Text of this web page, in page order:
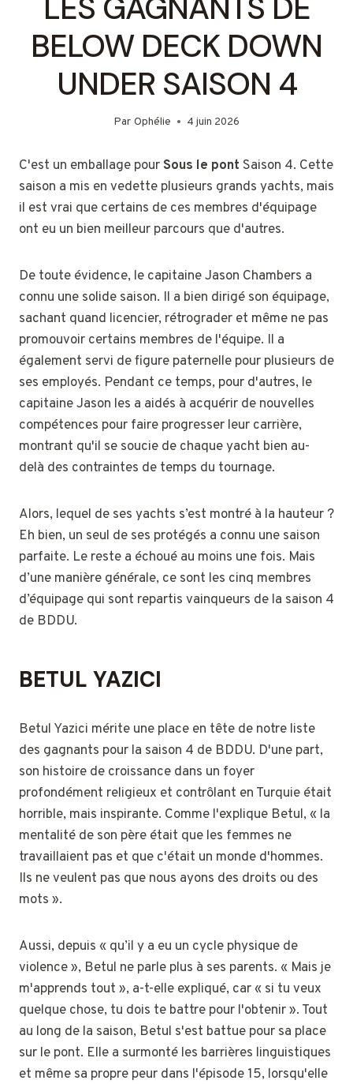
BELOW DECK DOWN
UNDER SAISON 4
Par Ophélie 4 juin 2026
C'est un emballage pourSous le pont Saison 4. Cette
saison a mis en vedette plusieurs grands yachts, mais
il est vrai que certains de ces membres d'équipage
ont eu un bien meilleur parcours que d'autres.
De toute évidence, le capitaine Jason Chambers a
connu une solide saison. Il a bien dirigé son équipage,
sachant quand licencier, rétrograder et même ne pas
promouvoir certains membres de l'équipe. Il a
également servi de figure paternelle pour plusieurs de
ses employés. Pendant ce temps, pour d'autres, le
capitaine Jason les a aidés à acquérir de nouvelles
compétences pour faire progresser leur carrière,
montrant qu'il se soucie de chaque yacht bien au-
delà des contraintes de temps du tournage.
Alors, lequel de ses yachts s’est montré à la hauteur ?
Eh bien, un seul de ses protégés a connu une saison
parfaite. Le reste a échoué au moins une fois. Mais
d’une manière générale, ce sont les cinq membres
d’équipage qui sont repartis vainqueurs de la saison 4
de BDDU.
BETUL YAZICI
Betul Yazici mérite une place en tête de notre liste
des gagnants pour la saison 4 de BDDU. D'une part,
son histoire de croissance dans un foyer
profondément religieux et contrôlant en Turquie était
horrible, mais inspirante. Comme l'explique Betul, « la
mentalité de son père était que les femmes ne
travaillaient pas et que c'était un monde d'hommes.
Ils ne veulent pas que nous ayons des droits ou des
mots ».
Aussi, depuis « qu’il y a eu un cycle physique de
violence », Betul ne parle plus à ses parents. « Mais je
m'apprends tout », a-t-elle expliqué, car « si tu veux
quelque chose, tu dois te battre pour l'obtenir ». Tout
au long de la saison, Betul s'est battue pour sa place
sur le pont. Elle a surmonté les barrières linguistiques
et même sa propre peur dans l'épisode 15, lorsqu'elle